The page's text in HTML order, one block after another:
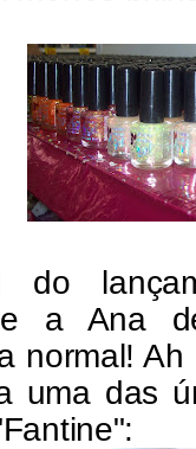
do
e a Ana
normal!
uma das